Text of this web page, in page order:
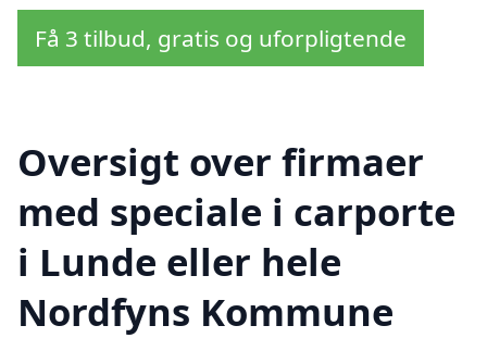
Få 3 tilbud, gratis og uforpligtende
Oversigt over firmaer
med speciale i carporte
i Lunde eller hele
Nordfyns Kommune